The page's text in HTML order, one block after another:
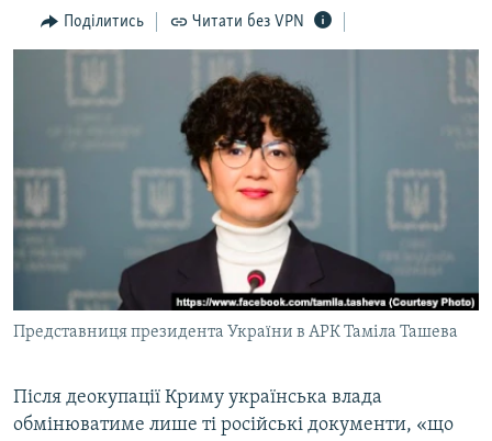
пошукуІНТЕРВ'Ю
ВСЕ ЗА ДЕНЬ
СПЕЦПРОЕКТИ
ВІДЕОУРОКИ «ELIFBE»
СВІДЧЕННЯ ОКУПАЦІЇ
УКРАЇНСЬКА ПРОБЛЕМА КРИМУ
ІНФОГРАФІКА
ЯК ОБІЙТИ БЛОКУВАННЯ
ДОЛУЧАЙСЯ!
Усі сайти RFE/RL
Поділитись Читати без VPN
Представниця президента України в АРК Таміла Ташева
Після деокупації Криму українська влада
обмінюватиме лише ті російські документи, «що